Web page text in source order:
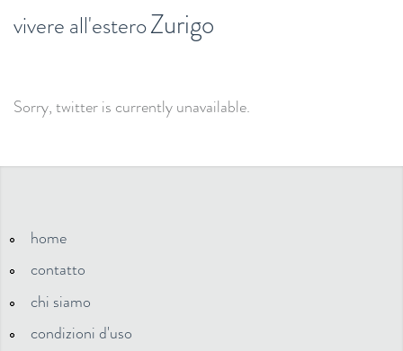
vivere all'esteroZurigo
Sorry, twitter is currently unavailable.
home
contatto
chi siamo
condizioni d'uso